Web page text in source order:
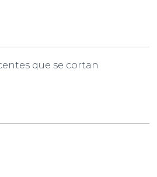
que se cortan